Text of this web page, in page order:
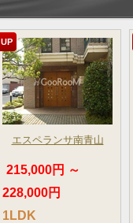
UP
エスペランサ南青山
215,000円 ～
228,000円
1LDK